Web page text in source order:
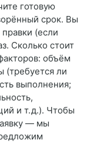
готовую
срок. Вы
(если
Сколько стоит
объём
(требуется ли
выполнения;
и т. д.). Чтобы
— мы